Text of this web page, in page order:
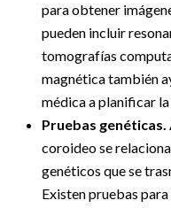
para obtener
pueden incluir
tomografías
magnética también
médica a planificar
Pruebas genéticas.
coroideo se
genéticos que se
Existen pruebas